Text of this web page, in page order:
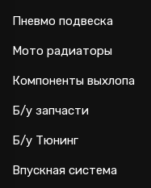
Пневмо подвеска
Мото радиаторы
Компоненты выхлопа
Б/у запчасти
Б/у Тюнинг
Впускная система